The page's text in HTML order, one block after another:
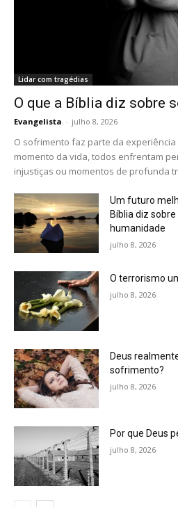
Lidar com tragédias
O que a Bíblia diz sobre
Evangelista - julho 8, 2026
O sofrimento faz parte da experiência
momento da vida, todos enfrentam
injustiças ou momentos de profunda
Um futuro
Bíblia diz
humanidade
julho 8, 2026
O terrorismo
julho 8, 2026
Deus
sofrimento?
julho 8, 2026
Por que Deus
julho 8, 2026